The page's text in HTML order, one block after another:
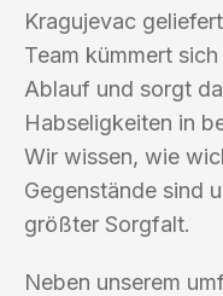
Kragujevac
Team kümmert
Ablauf und sorgt
Habseligkeiten in
Wir wissen, wie
Gegenstände sind
größter Sorgfalt.
Neben unserem